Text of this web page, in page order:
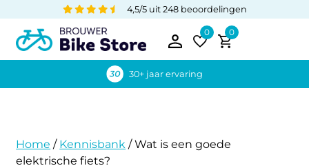
4,5/5 uit 248 beoordelingen
0 0
30+ jaar ervaring
Home / Kennisbank /Wat is een goede
elektrische fiets?